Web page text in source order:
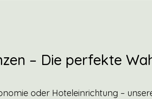
– Die perfekte
oder Hoteleinrichtung –